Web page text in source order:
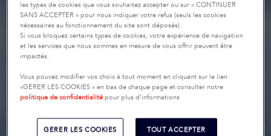
les types de cookies que vous souhaitez accepter ou sur « CONTINUER
SANS ACCEPTER » pour nous indiquer votre refus (seuls les cookies
nécessaires au fonctionnement du site sont déposés).
Si vous bloquez certains types de cookies, votre expérience de navigation
et les services que nous sommes en mesure de vous offrir peuvent être
impactés.
Vous pouvez modifier vos choix à tout moment en cliquant sur le lien
«GERER LES COOKIES » en bas de chaque page et consulter notre
politique de confidentialité pour plus d’informations
GERER LES COOKIES TOUT ACCEPTER